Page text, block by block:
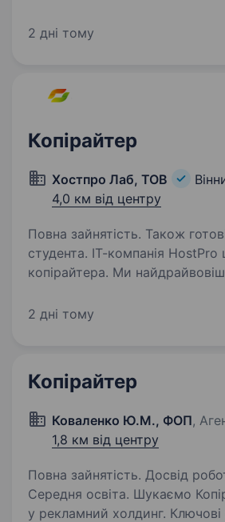
ЦА для b2b та b2c клієнтів та
2 дні тому
Копірайтер
Хостпро Лаб, ТОВ
4,0 км від центру
Повна зайнятість. Також
студента. ІТ-компанія HostPro шукає
копірайтера. Ми
в Україні. Уже 25 років
2 дні тому
Копірайтер
Коваленко Ю.М., ФОП,
1,8 км від центру
Повна зайнятість. Досвід
Середня освіта. Шукаємо Копірайтера
у рекламний холдинг. Ключові